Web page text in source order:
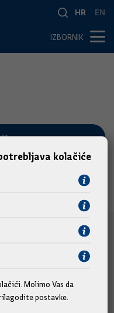
HR EN
IZBORNIK
kolačiće
Molimo Vas da
postavke.